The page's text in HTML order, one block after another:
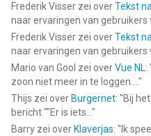
Frederik Visser zei overTekst
naar ervaringen van gebruikers
Frederik Visser zei overTekst
naar ervaringen van gebruikers
Mario van Gool zei overVue NL:
zoon niet meer in te loggen.... "
Thijs zei over Burgernet: "Bij
bericht ""Er is iets... "
Barry zei over Klaverjas: " Ik